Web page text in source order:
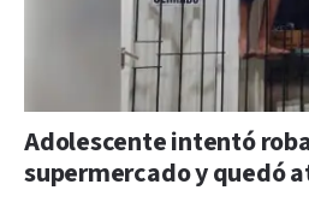
Adolescente intentó
supermercado y quedó